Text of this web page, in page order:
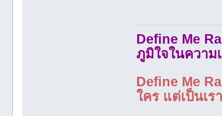
Define Me
ภูมิใจในความ
Define Me
ใคร แต่เป็นเ